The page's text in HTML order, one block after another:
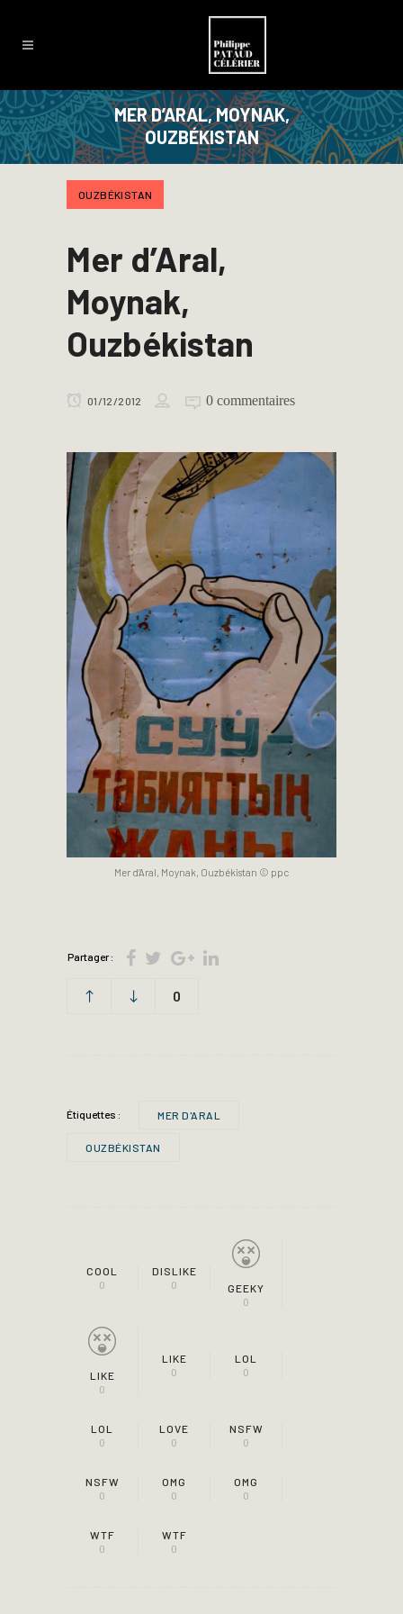
MER D’ARAL, MOYNAK,
OUZBÉKISTAN
OUZBÉKISTAN
Mer d’Aral,
Moynak,
Ouzbékistan
01/12/2012 0 commentaires
Mer d’Aral, Moynak, Ouzbékistan © ppc
Partager :
0
Étiquettes : MER D'ARAL
OUZBÉKISTAN
COOL
0
DISLIKE
0
GEEKY
0
LIKE
0
LIKE
0
LOL
0
LOL
0
LOVE
0
NSFW
0
NSFW
0
OMG
0
OMG
0
WTF
0
WTF
0